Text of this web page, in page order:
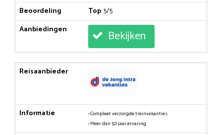
Beoordeling Top: 5/5
Aanbiedingen
Bekijken
Reisaanbieder
Informatie
• Compleet verzorgde treinvakanties
• Meer dan 50 jaar ervaring